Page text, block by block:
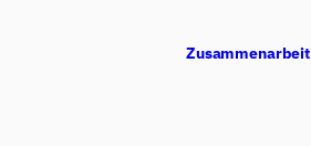
Zusammenarbeit